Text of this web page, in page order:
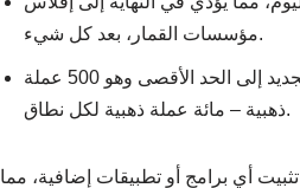
مؤسسات القمار، بعد كل شيء.
بجواره مباشرة، ستلاحظ خيار الحد الأقصى للمقامرة الذي يمكنه زيادة الخيار الجديد إلى الحد الأقصى وهو 500 عملة
ذهبية – مائة عملة ذهبية لكل نطاق.
أي برامج أو تطبيقات إضافية، مما